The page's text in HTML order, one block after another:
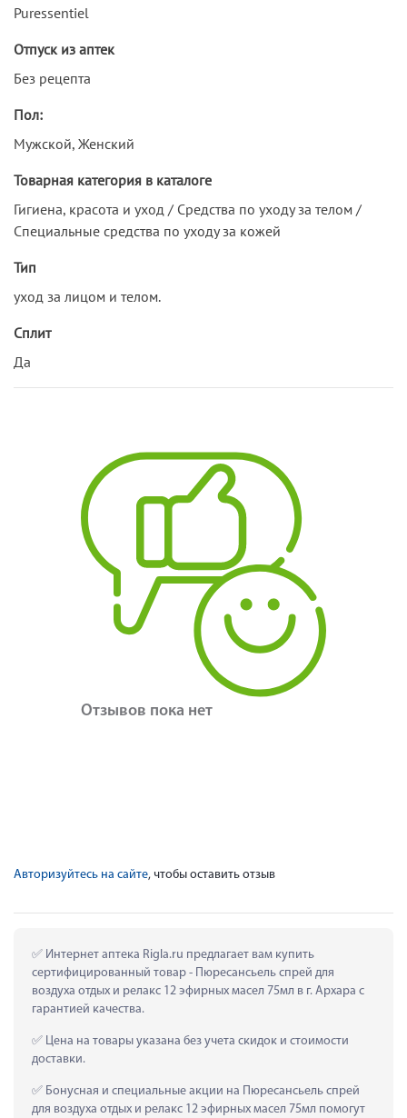
Puressentiel
Отпуск из аптек
Без рецепта
Пол:
Мужской, Женский
Товарная категория в каталоге
Гигиена, красота и уход / Средства по уходу за телом /
Специальные средства по уходу за кожей
Тип
уход за лицом и телом.
Сплит
Да
Отзывов пока нет
Авторизуйтесь на сайте, чтобы оставить отзыв
Интернет аптека Rigla.ru предлагает вам купить
сертифицированный товар - Пюресансьель спрей для
воздуха отдых и релакс 12 эфирных масел 75мл в г. Архара с
гарантией качества.
Цена на товары указана без учета скидок и стоимости
доставки.
Бонусная и специальные акции на Пюресансьель спрей
для воздуха отдых и релакс 12 эфирных масел 75мл помогут